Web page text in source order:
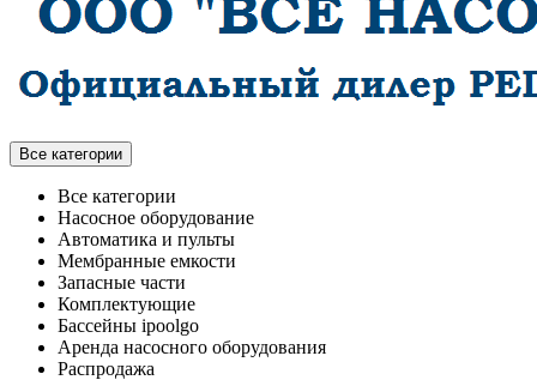
Все категории
Все категории
Насосное оборудование
Автоматика и пульты
Мембранные емкости
Запасные части
Комплектующие
Бассейны ipoolgo
Аренда насосного оборудования
Распродажа